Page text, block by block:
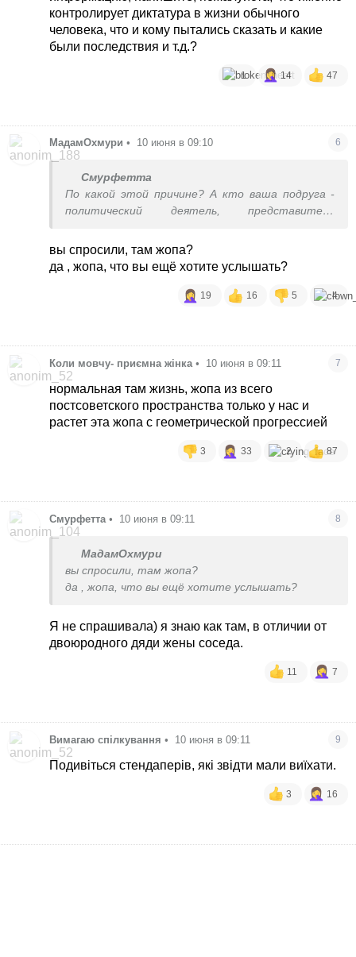
контролирует диктатура в жизни обычного
человека, что и кому пытались сказать и какие
были последствия и т.д.?
1 14 47
МадамОхмури • 10 июня в 09:10 6
Смурфетта
По какой этой причине? А кто ваша подруга -
политический деятель, представитель
диктатура, все контролируют, лишнего не
скажи’. Давайте без обобщенных фраз, кто
пожалуйста, что именно контролирует
последствия и т.д.?
вы спросили, там жопа?
да , жопа, что вы ещё хотите услышать?
19 16 5 4
Коли мовчу- приємна жінка • 10 июня в 09:11 7
нормальная там жизнь, жопа из всего
постсоветского пространства только у нас и
растет эта жопа с геометрической прогрессией
3 33 2 87
Смурфетта • 10 июня в 09:11 8
МадамОхмури
вы спросили, там жопа?
да , жопа, что вы ещё хотите услышать?
Я не спрашивала) я знаю как там, в отличии от
двоюродного дяди жены соседа.
11 7
Вимагаю спілкування • 10 июня в 09:11 9
Подивіться стендаперів, які звідти мали виїхати.
3 16